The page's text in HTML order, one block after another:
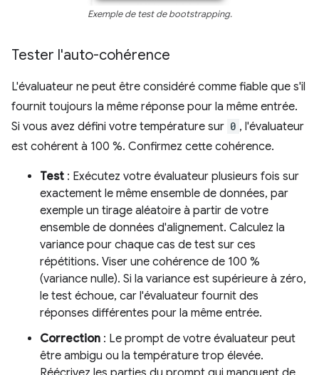
Exemple de test de bootstrapping.
Tester l'auto-cohérence
L'évaluateur ne peut être considéré comme fiable que s'il
fournit toujours la même réponse pour la même entrée.
Si vous avez défini votre température sur 0 , l'évaluateur
est cohérent à 100 %. Confirmez cette cohérence.
Test : Exécutez votre évaluateur plusieurs fois sur
exactement le même ensemble de données, par
exemple un tirage aléatoire à partir de votre
ensemble de données d'alignement. Calculez la
variance pour chaque cas de test sur ces
répétitions. Viser une cohérence de 100 %
(variance nulle). Si la variance est supérieure à zéro,
le test échoue, car l'évaluateur fournit des
réponses différentes pour la même entrée.
Correction : Le prompt de votre évaluateur peut
être ambigu ou la température trop élevée.